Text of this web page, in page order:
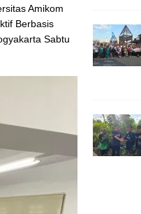
Amikom
Berbasis
Sabtu